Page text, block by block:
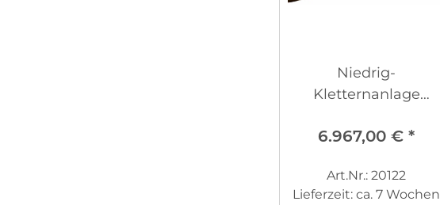
Niedrig-
Kletternanlage
6.967,00 € *
Art.Nr.: 20122
Lieferzeit: ca. 7 Wochen